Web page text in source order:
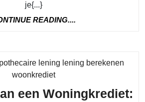
je{...}
READING....
lening lening berekenen
woonkredietCategory
een Woningkrediet: